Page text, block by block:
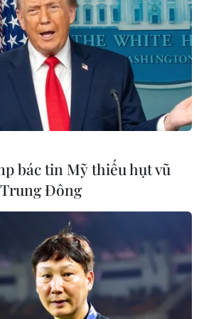
cá chết hàng loạt lại
dân hai bên Hồ Tây, vào
trạng cá chết nổi trắng bắt
mùi hôi thối, khó chịu.
bác tin Mỹ thiếu hụt vũ
Đông